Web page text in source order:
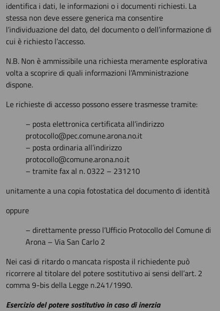
identifica i dati, le informazioni o i documenti richiesti. La
stessa non deve essere generica ma consentire
l’individuazione del dato, del documento o dell’informazione di
cui è richiesto l’accesso.
N.B. Non è ammissibile una richiesta meramente esplorativa
volta a scoprire di quali informazioni l’Amministrazione
dispone.
Le richieste di accesso possono essere trasmesse tramite:
– posta elettronica certificata all’indirizzo
protocollo@pec.comune.arona.no.it
– posta ordinaria all’indirizzo
protocollo@comune.arona.no.it
– tramite fax al n. 0322 – 231210
unitamente a una copia fotostatica del documento di identità
oppure
– direttamente presso l’Ufficio Protocollo del Comune di
Arona – Via San Carlo 2
Nei casi di ritardo o mancata risposta il richiedente può
ricorrere al titolare del potere sostitutivo ai sensi dell’art. 2
comma 9-bis della Legge n.241/1990.
Esercizio del potere sostitutivo in caso di inerzia